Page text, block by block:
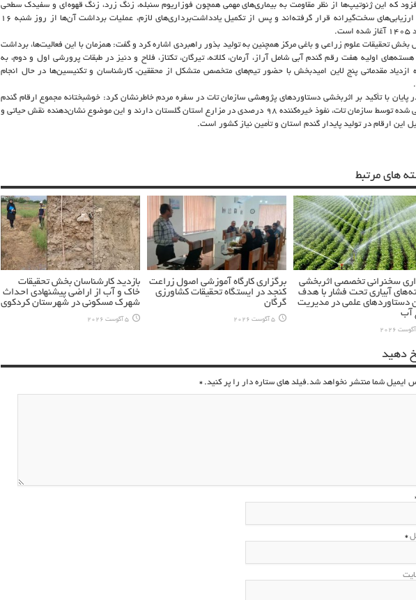
که این ژنوتیپ‌ها از نظر مقاومت به بیماری‌های مهمی همچون فوزاریوم سنبله، زنگ زرد، زنگ قهوه‌ای و سفیدک سطحی
مورد ارزیابی‌های سخت‌گیرانه قرار گرفته‌اند و پس از تکمیل یادداشت‌برداری‌های لازم، عملیات برداشت آن‌ها از روز شنبه ۱۶
بخش تحقیقات علوم زراعی و باغی مرکز همچنین به تولید بذور راهبردی اشاره کرد و گفت: همزمان با این فعالیت‌ها، برداشت
هسته‌های اولیه هفت رقم گندم آبی شامل آراز، آرمان، کلاته، تیرگان، تکتاز، فلاح و دنیز در طبقات پرورشی اول و دوم، به
ازدیاد مقدماتی پنج لاین امیدبخش با حضور تیم‌های متخصص متشکل از محققین، کارشناسان و تکنیسین‌ها در حال انجام
در پایان با تأکید بر اثربخشی دستاوردهای پژوهشی سازمان تات در سفره مردم خاطرنشان کرد: خوشبختانه مجموع ارقام گندم
معرفی شده توسط سازمان تات، نفوذ خیره‌کننده ۹۸ درصدی در مزارع استان گلستان دارند و این موضوع نشان‌دهنده نقش حیاتی و
این ارقام در تولید پایدار گندم استان و تأمین نیاز کشور است.
های مرتبط
سخنرانی تخصصی اثربخشی
آبیاری تحت فشار با هدف
دستاوردهای علمی در مدیریت
آب
برگزاری کارگاه آموزشی اصول زراعت
کنجد در ایستگاه تحقیقات کشاورزی
گرگان
5 آگوست 2026
بازدید کارشناسان بخش تحقیقات
خاک و آب از اراضی پیشنهادی احداث
شهرک مسکونی در شهرستان کردکوی
5 آگوست 2026
دهید
ایمیل شما منتشر نخواهد شد.فیلد های ستاره دار را پر کنید.*
*